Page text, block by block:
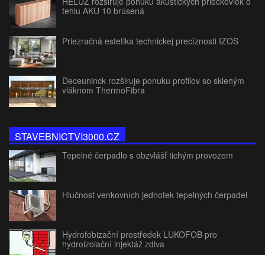
tehlu AKU 10 brúsená
Priezračná estetika technickej precíznosti IZOS
Deceuninck rozširuje ponuku profilov so skleným
vláknom ThermoFibra
STAVEBNICTVI3000.CZ
Tepelné čerpadlo s obzvlášť tichým provozem
Hlučnost venkovních jednotek tepelných čerpadel
Hydrofobizační prostředek LUKOFOB pro
hydroizolační injektáž zdiva